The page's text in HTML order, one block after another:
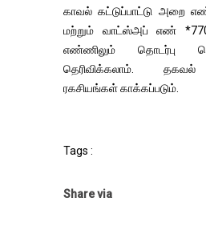
காவல் கட்டுப்பாட்டு அறை
மற்றும் வாட்ஸ்அப் எண்
எண்ணிலும் தொடர்பு
தெரிவிக்கலாம். தகவல்
ரகசியங்கள் காக்கப்படும்.
Tags :
Share via